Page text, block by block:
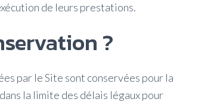
de leurs prestations.
?
par le Site sont conservées pour la
la limite des délais légaux pour